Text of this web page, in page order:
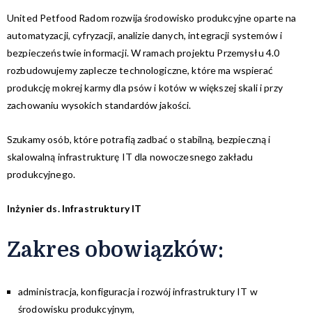
United Petfood Radom rozwija środowisko produkcyjne oparte na
automatyzacji, cyfryzacji, analizie danych, integracji systemów i
bezpieczeństwie informacji. W ramach projektu Przemysłu 4.0
rozbudowujemy zaplecze technologiczne, które ma wspierać
produkcję mokrej karmy dla psów i kotów w większej skali i przy
zachowaniu wysokich standardów jakości.
Szukamy osób, które potrafią zadbać o stabilną, bezpieczną i
skalowalną infrastrukturę IT dla nowoczesnego zakładu
produkcyjnego.
Inżynier ds. Infrastruktury IT
Zakres obowiązków:​
administracja, konfiguracja i rozwój infrastruktury IT w
środowisku produkcyjnym,